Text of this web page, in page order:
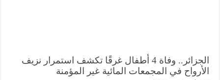
الجزائر.. وفاة 4 أطفال غرقًا تكشف استمرار نزيف
في المجمعات المائية غير المؤمنة